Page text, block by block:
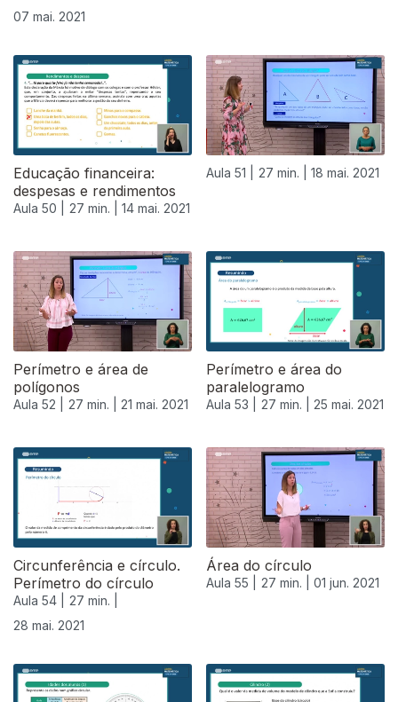
07 mai. 2021
Educação financeira:
despesas e rendimentos
Aula 50 | 27 min. | 14 mai. 2021
Aula 51 | 27 min. | 18 mai. 2021
Perímetro e área de
polígonos
Aula 52 | 27 min. | 21 mai. 2021
Perímetro e área do
paralelogramo
Aula 53 | 27 min. | 25 mai. 2021
Circunferência e círculo.
Perímetro do círculo
Aula 54 |
27 min. |
28 mai. 2021
Área do círculo
Aula 55 | 27 min. | 01 jun. 2021